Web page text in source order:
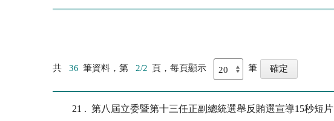
共 36 筆資料，第 2/2 頁，每頁顯示 筆
21 第八屆立委暨第十三任正副總統選舉反賄選宣導15秒短片